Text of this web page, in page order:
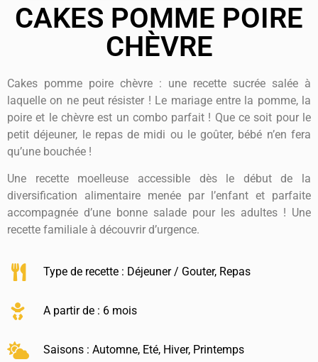
CAKES POMME POIRE
CHÈVRE
Cakes pomme poire chèvre : une recette sucrée salée à
laquelle on ne peut résister ! Le mariage entre la pomme, la
poire et le chèvre est un combo parfait ! Que ce soit pour le
petit déjeuner, le repas de midi ou le goûter, bébé n’en fera
qu’une bouchée !
Une recette moelleuse accessible dès le début de la
diversification alimentaire menée par l’enfant et parfaite
accompagnée d’une bonne salade pour les adultes ! Une
recette familiale à découvrir d’urgence.
Type de recette : Déjeuner / Gouter, Repas
A partir de : 6 mois
Saisons :Automne, Eté, Hiver, Printemps